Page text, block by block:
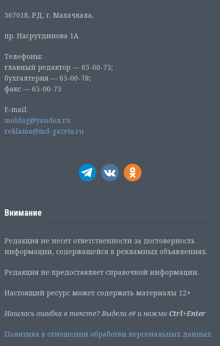
367018, РД, г. Махачкала,
пр. Насрутдинова 1А
Телефоны:
главный редактор — 65-00-75;
бухгалтерия — 65-00-78;
факс — 65-00-75
E-mail:
moldag@yandex.ru
reklama@md-gazeta.ru
Внимание
Редакция не несет ответственности за достоверность
информации, содержащейся в рекламных объявлениях.
Редакция не предоставляет справочной информации.
Настоящий ресурс может содержать материалы 12+
Нашлась ошибка в тексте? Выдели её и нажми Ctrl+Enter
Политика в отношении обработки персональных данных